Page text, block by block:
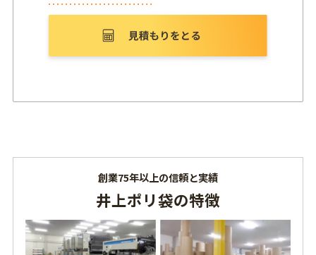
創業75年以上の信頼と実績
井上ポリ袋の特徴